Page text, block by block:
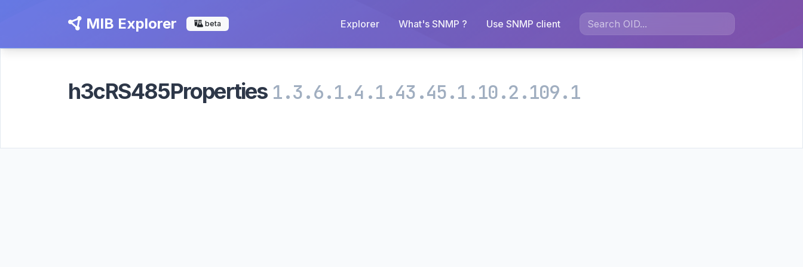
MIB Explorer beta Explorer What's SNMP ? Use SNMP client
h3cRS485Properties 1.3.6.1.4.1.43.45.1.10.2.109.1